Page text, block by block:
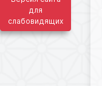
для
слабовидящих